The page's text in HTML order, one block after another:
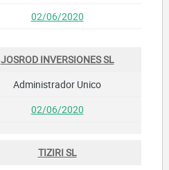
02/06/2020
JOSROD INVERSIONES SL
Administrador Unico
02/06/2020
TIZIRI SL